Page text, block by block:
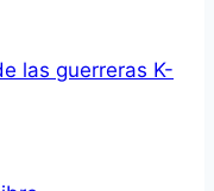
las guerreras K-